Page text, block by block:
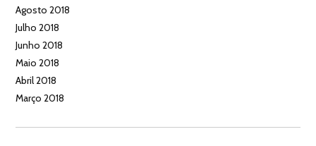
Agosto 2018
Julho 2018
Junho 2018
Maio 2018
Abril 2018
Março 2018